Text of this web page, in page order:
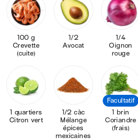
100 g
Crevette
(cuite)
1/2
Avocat
1/4
Oignon
rouge
1 quartiers
Citron vert
1/2 càc
Mélange
épices
mexicaines
Facultatif
1 brin
Coriandre
(frais)